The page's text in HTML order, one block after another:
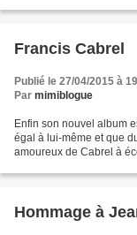
Francis Cabrel
Publié le 27/04/2015 à
Par mimiblogue
Enfin son nouvel album
égal à lui-même et que
amoureux de Cabrel à
Hommage à